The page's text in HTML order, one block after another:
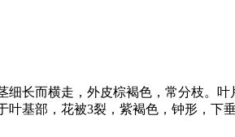
长而横走，外皮棕褐色，常分枝。叶
基部，花被3裂，紫褐色，钟形，下